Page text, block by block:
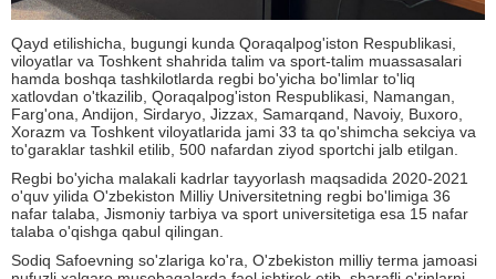
Qayd etilishicha, bugungi kunda Qoraqalpog'iston Respublikasi,
viloyatlar va Toshkent shahrida talim va sport-talim muassasalari
hamda boshqa tashkilotlarda regbi bo'yicha bo'limlar to'liq
xatlovdan o'tkazilib, Qoraqalpog'iston Respublikasi, Namangan,
Farg'ona, Andijon, Sirdaryo, Jizzax, Samarqand, Navoiy, Buxoro,
Xorazm va Toshkent viloyatlarida jami 33 ta qo'shimcha sekciya va
to'garaklar tashkil etilib, 500 nafardan ziyod sportchi jalb etilgan.
Regbi bo'yicha malakali kadrlar tayyorlash maqsadida 2020-2021
o'quv yilida O'zbekiston Milliy Universitetning regbi bo'limiga 36
nafar talaba, Jismoniy tarbiya va sport universitetiga esa 15 nafar
talaba o'qishga qabul qilingan.
Sodiq Safoevning so'zlariga ko'ra, O'zbekiston milliy terma jamoasi